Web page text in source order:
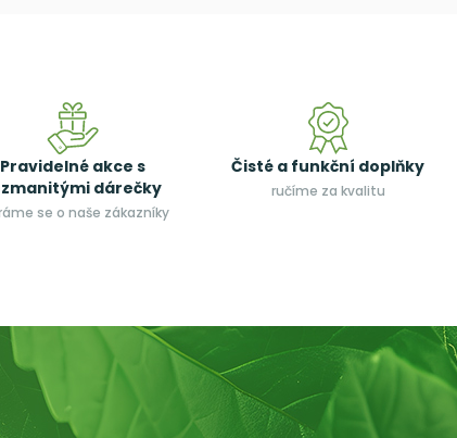
Pravidelné akce s
dárečky
se o naše zákazníky
Čisté a funkční doplňky
ručíme za kvalitu